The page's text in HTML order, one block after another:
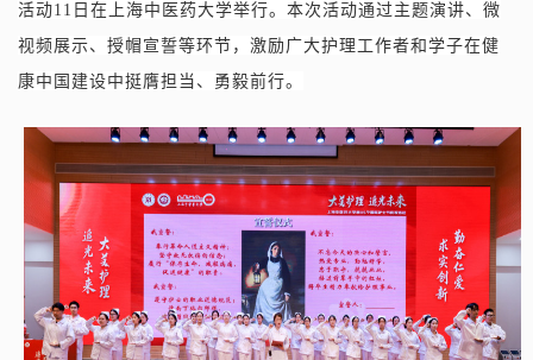
活动11日在上海中医药大学举行。本次活动通过主题演讲、微
视频展示、授帽宣誓等环节，激励广大护理工作者和学子在健
康中国建设中挺膺担当、勇毅前行。